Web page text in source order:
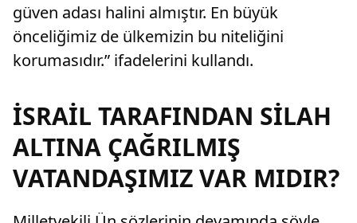
güven adası halini almıştır. En büyük
önceliğimiz de ülkemizin bu niteliğini
korumasıdır.” ifadelerini kullandı.
İSRAİL TARAFINDAN SİLAH
ALTINA ÇAĞRILMIŞ
VATANDAŞIMIZ VAR MIDIR?